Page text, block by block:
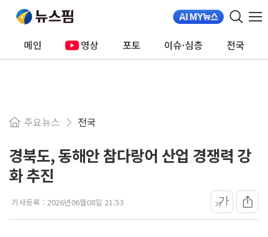
메인 영상 포토 이슈·심층 전국
주요뉴스 전국
경북도, 동해안 참다랑어 산업 경쟁력 강
화 추진
기사등록 : 2026년06월08일 21:53 가가